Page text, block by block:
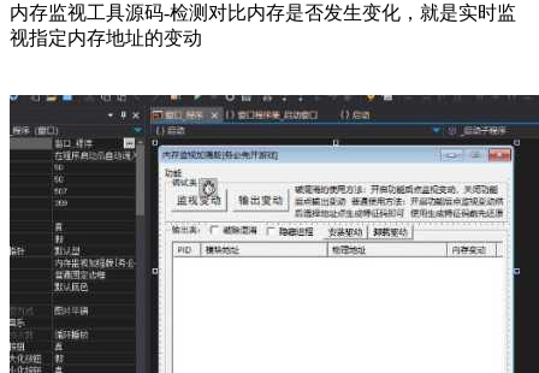
内存监视工具源码-检测对比内存是否发生变化，就是实时监
视指定内存地址的变动